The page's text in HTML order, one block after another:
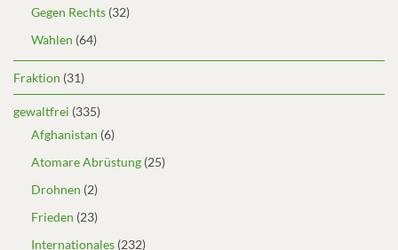
Gegen Rechts (32)
Wahlen (64)
Fraktion (31)
gewaltfrei (335)
Afghanistan (6)
Atomare Abrüstung (25)
Drohnen (2)
Frieden (23)
Internationales (232)